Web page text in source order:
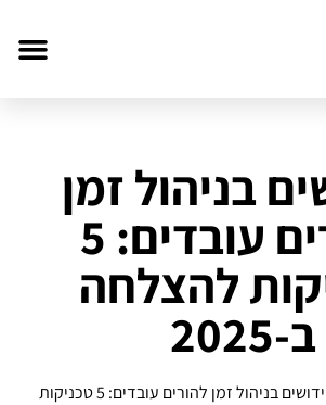
בניהול זמן
להורים עובדים: 5
להצלחה
ב-2025
חידושים בניהול זמן להורים עובדים: 5 טכניקות